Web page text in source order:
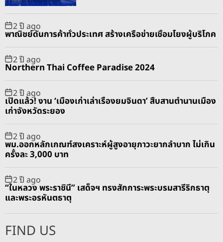
r
2 ปี ago
พาณิชย์ดันการค้าทั่วประเทศ สร้างเครือข่ายเชื่อมโยงผู้บริโภค
2 ปี ago
Northern Thai Coffee Paradise 2024
2 ปี ago
เปิดแล้ว! งาน ‘เมืองเก่าเล่าเรื่องยมจินดา’ สืบสานตำนานเมือง
เก่าจังหวัดระยอง
2 ปี ago
พม.ออกหลักเกณฑ์สงเคราะห์ผู้สูงอายุภาวะยากลำบาก ไม่เกิน
ครั้งละ 3,000 บาท
2 ปี ago
“ในหลวง พระราชินี” เสด็จฯ ทรงสักการะพระบรมสารีริกธาตุ
และพระอรหันตธาตุ
FIND US